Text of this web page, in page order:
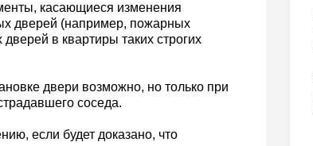
касающиеся изменения
дверей (например, пожарных
в квартиры таких строгих
двери возможно, но только при
соседа.
если будет доказано, что